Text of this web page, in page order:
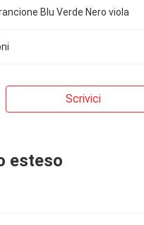
Blu Verde Nero viola
Scrivici
esteso